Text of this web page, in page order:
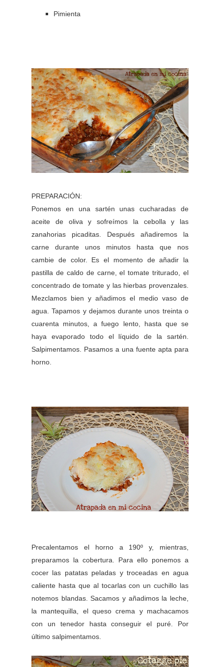
Pimienta
PREPARACIÓN:
Ponemos en una sartén unas cucharadas de
aceite de oliva y sofreímos la cebolla y las
zanahorias picaditas. Después añadiremos la
carne durante unos minutos hasta que nos
cambie de color. Es el momento de añadir la
pastilla de caldo de carne, el tomate triturado, el
concentrado de tomate y las hierbas provenzales.
Mezclamos bien y añadimos el medio vaso de
agua. Tapamos y dejamos durante unos treinta o
cuarenta minutos, a fuego lento, hasta que se
haya evaporado todo el líquido de la sartén.
Salpimentamos. Pasamos a una fuente apta para
horno.
Precalentamos el horno a 190º y, mientras,
preparamos la cobertura. Para ello ponemos a
cocer las patatas peladas y troceadas en agua
caliente hasta que al tocarlas con un cuchillo las
notemos blandas. Sacamos y añadimos la leche,
la mantequilla, el queso crema y machacamos
con un tenedor hasta conseguir el puré. Por
último salpimentamos.